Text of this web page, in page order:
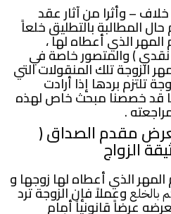
– وأثرا من آثار عقد
حال المطالبة بالتطليق خلعاً
الذي أعطاه لها ،
) والمتصور خاصة في
الزوجة تلك المنقولات التي
تلتزم بردها إذا أرادت
قد خصصنا مبحث خاص لهذه
.
بعرض مقدم الصداق (
الزواج
المهر الذي أعطاه لها زوجها و
بالخلع وعملاً فإن الزوجة ترد
عرضاً قانونياً أمام